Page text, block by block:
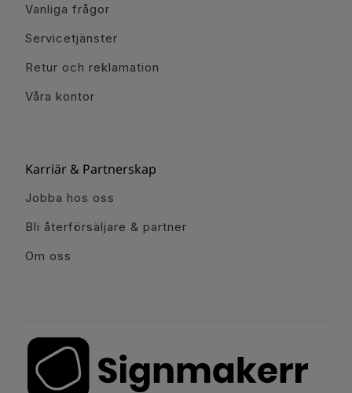
Vanliga frågor
Servicetjänster
Retur och reklamation
Våra kontor
Karriär & Partnerskap
Jobba hos oss
Bli återförsäljare & partner
Om oss